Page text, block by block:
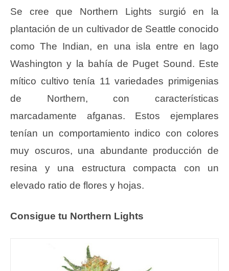
Se cree que Northern Lights surgió en la
plantación de un cultivador de Seattle conocido
como The Indian, en una isla entre en lago
Washington y la bahía de Puget Sound. Este
mítico cultivo tenía 11 variedades primigenias
de Northern, con características
marcadamente afganas. Estos ejemplares
tenían un comportamiento indico con colores
muy oscuros, una abundante producción de
resina y una estructura compacta con un
elevado ratio de flores y hojas.
Consigue tu Northern Lights